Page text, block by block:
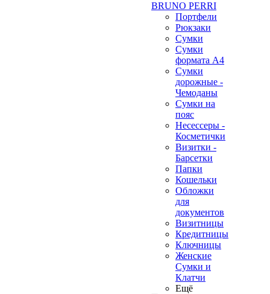
BRUNO PERRI
Портфели
Рюкзаки
Сумки
Сумки
формата А4
Сумки
дорожные -
Чемоданы
Сумки на
пояс
Несессеры -
Косметички
Визитки -
Барсетки
Папки
Кошельки
Обложки
для
документов
Визитницы
Кредитницы
Ключницы
Женские
Сумки и
Клатчи
Ещё